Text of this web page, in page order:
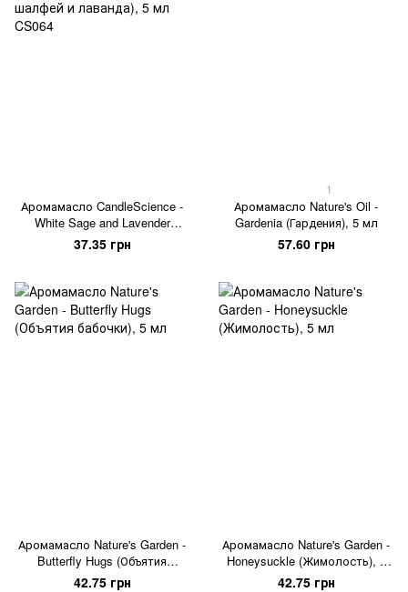
Аромамасло CandleScience -
White Sage and Lavender
(Белый шалфей и лаванда), 5
мл
37.35 грн
1
Аромамасло Nature's Oil -
Gardenia (Гардения), 5 мл
57.60 грн
Аромамасло Nature's Garden -
Butterfly Hugs (Объятия
бабочки), 5 мл
42.75 грн
Аромамасло Nature's Garden -
Honeysuckle (Жимолость), 5
мл
42.75 грн